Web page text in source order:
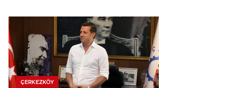
ÇERKEZKÖY